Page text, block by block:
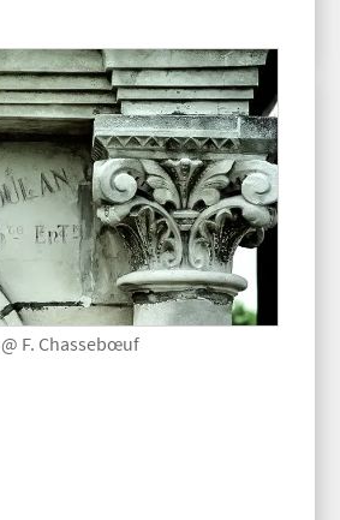
@ F. Chassebœuf